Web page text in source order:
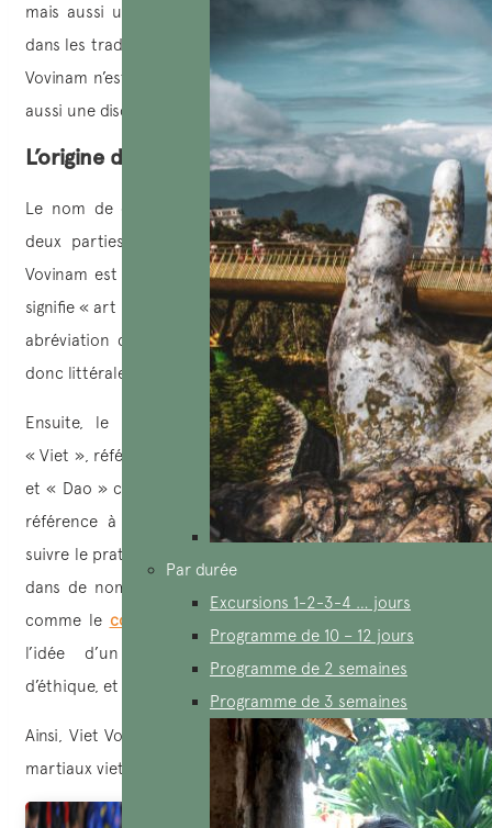
Par durée
Excursions 1-2-3-4 … jours
Programme de 10 – 12 jours
Programme de 2 semaines
Programme de 3 semaines
mais aussi une philosophie de vie profondément ancrée
dans les traditions culturelles et spirituelles du Vietnam. Le
Vovinam n’est pas seulement une discipline physique, il est
aussi une discipline mentale.
L’origine du nom
Le nom de cet art martial vietnamien est composé de
deux parties : Vovinam, et Viet Vo Dao. Tout d’abord,
Vovinam est composé de son côté de 2 syllabes. « Vo »
signifie « art martial » en vietnamien, et « Vin » qui est une
abréviation de Viet Nam. Ensemble, « Vovinam » signifie
donc littéralement « arts martiaux vietnamiens ».
Ensuite, le terme Viet Vo Dao comporte 3 syllabes.
« Viet », référence directe au Vietnam, « Vo », art martial,
et « Dao » ce qui signifie « la voie » ou « le chemin », en
référence à la voie philosophique et morale que doit
suivre le pratiquant. Le « Dao » est un concept important
dans de nombreuses philosophies et religions asiatiques,
comme le confucianisme
l’idée d’un chemin de développement personnel,
d’éthique, et de sagesse.
Ainsi, Viet Vo Dao peut être traduit par « la voie des arts
martiaux vietnamiens ».